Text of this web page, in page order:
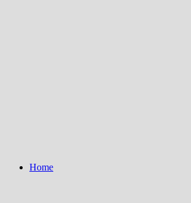
Home